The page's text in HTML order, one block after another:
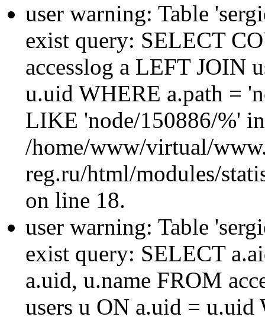
user warning: Table
exist query: SELECT
accesslog a LEFT JOIN
u.uid WHERE a.path =
LIKE 'node/150886/%' in
/home/www/virtual/
reg.ru/html/modules/
on line 18.
user warning: Table
exist query: SELECT
a.uid, u.name FROM
users u ON a.uid = u.uid